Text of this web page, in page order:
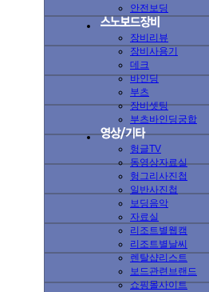
안전보딩
장비리뷰
장비사용기
데크
바인딩
부츠
장비셋팅
부츠바인딩궁합
헝글TV
동영상자료실
헝그리사진첩
일반사진첩
보딩음악
자료실
리조트별웹캠
리조트별날씨
렌탈샵리스트
보드관련브랜드
쇼핑몰사이트